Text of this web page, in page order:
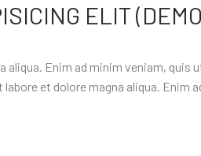
ELIT
Enim ad minim veniam, quis
et dolore magna aliqua. Enim